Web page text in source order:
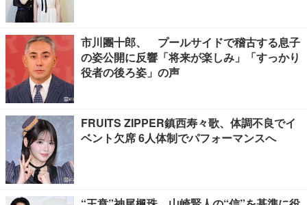
市川團十郎、 プールサイドで稽古する息子
の姿公開に反響「将来が楽しみ」「すっかり
役者の後ろ姿」の声
FRUITS ZIPPER鎮西寿々歌、体調不良でイ
ベント欠席 6人体制でパフォーマンスへ